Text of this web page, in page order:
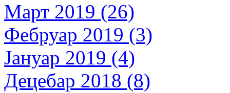
Март 2019 (26)
Фебруар 2019 (3)
Јануар 2019 (4)
Децебар 2018 (8)